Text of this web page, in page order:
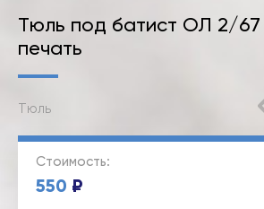
Тюль под батист ОЛ 2/67
печать
Тюль
Стоимость:
550 ₽